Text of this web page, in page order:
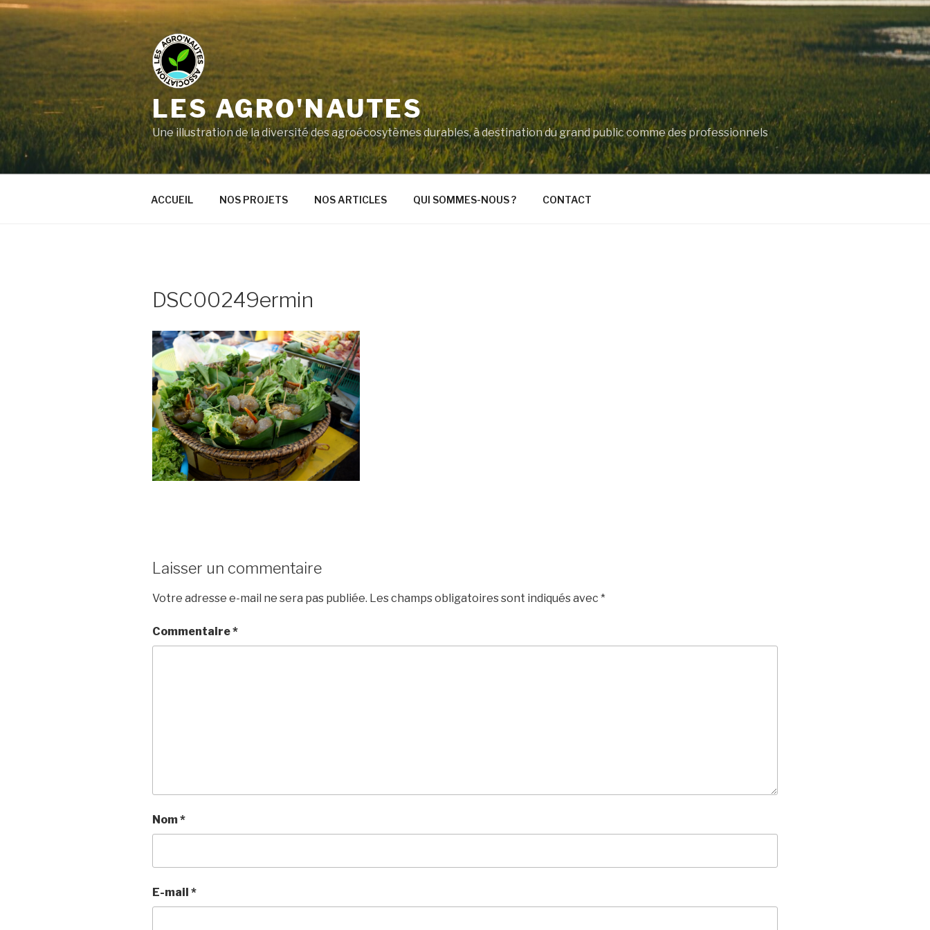
LES AGRO'NAUTES
Une illustration de la diversité des agroécosytèmes durables, à destination du grand public comme des professionnels
ACCUEIL NOS PROJETS NOS ARTICLES QUI SOMMES-NOUS ? CONTACT
DSC00249ermin
Laisser un commentaire
Votre adresse e-mail ne sera pas publiée. Les champs obligatoires sont indiqués avec *
Commentaire*
Nom*
E-mail *